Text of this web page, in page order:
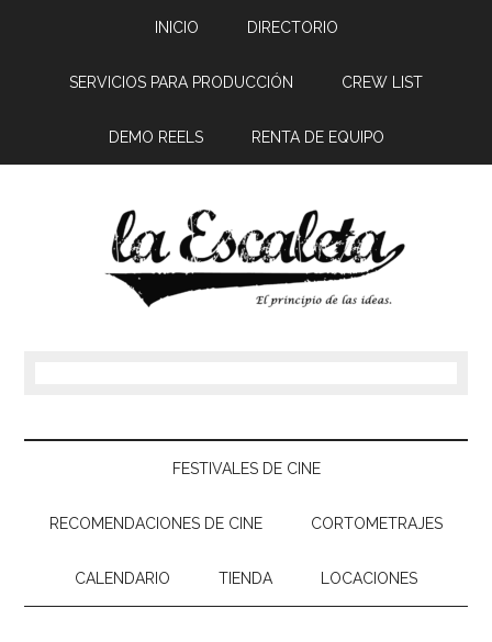
INICIO DIRECTORIO
SERVICIOS PARA PRODUCCIÓN CREW LIST
DEMO REELS RENTA DE EQUIPO
FESTIVALES DE CINE
RECOMENDACIONES DE CINE CORTOMETRAJES
CALENDARIO TIENDA LOCACIONES